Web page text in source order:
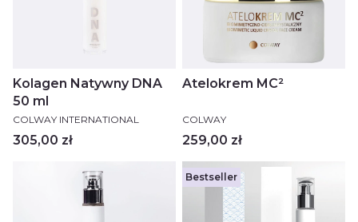
Kolagen Natywny DNA
50 ml
PRODUCENT
COLWAY INTERNATIONAL
Cena
305,00 zł
Atelokrem MC²
PRODUCENT
COLWAY
Cena
259,00 zł
Bestseller